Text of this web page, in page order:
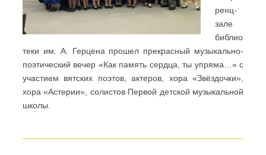
ренц-
зале
библио
теки им. А. Герцена прошел прекрасный музыкально-
поэтический вечер «Как память сердца, ты упряма…» с
участием вятских поэтов, актеров, хора «Звёздочки»,
хора «Астерии», солистов Первой детской музыкальной
школы.